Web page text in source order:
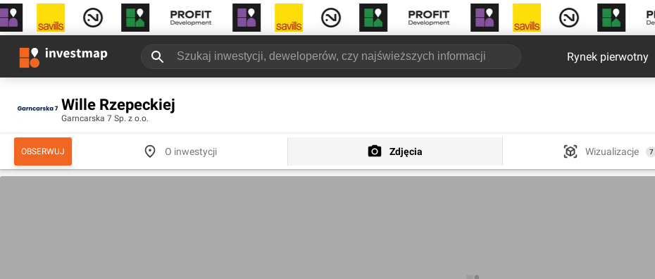
Rynek pierwotny
Wille Rzepeckiej
Garncarska 7 Sp. z o.o.
OBSERWUJ O inwestycji Zdjęcia Wizualizacje 7